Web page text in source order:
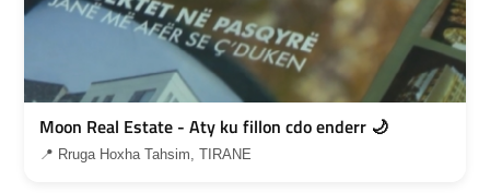
Moon Real Estate - Aty ku fillon cdo enderr 🌙
📍 Rruga Hoxha Tahsim, TIRANE